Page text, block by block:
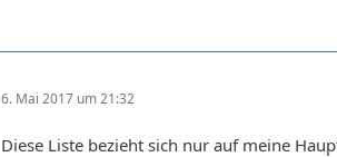
6. Mai 2017 um 21:32
Diese Liste bezieht sich nur auf meine